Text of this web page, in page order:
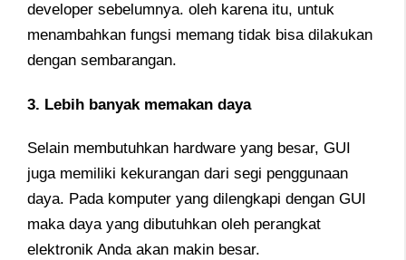
developer sebelumnya. oleh karena itu, untuk
menambahkan fungsi memang tidak bisa dilakukan
dengan sembarangan.
3. Lebih banyak memakan daya
Selain membutuhkan hardware yang besar, GUI
juga memiliki kekurangan dari segi penggunaan
daya. Pada komputer yang dilengkapi dengan GUI
maka daya yang dibutuhkan oleh perangkat
elektronik Anda akan makin besar.